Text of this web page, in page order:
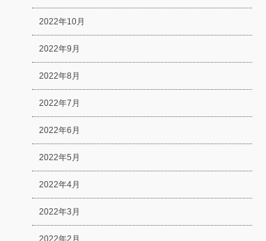
2022年10月
2022年9月
2022年8月
2022年7月
2022年6月
2022年5月
2022年4月
2022年3月
2022年2月